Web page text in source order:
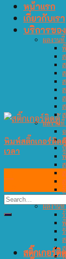
หน้าแรก
เกี่ยวกับเรา
บริการของ
ผลงานที่
ผลงานที่
ผลงานที่
พิมพ์สติ๊กเกอร์ติด
เวลา
สติ๊กเกอร์ติ